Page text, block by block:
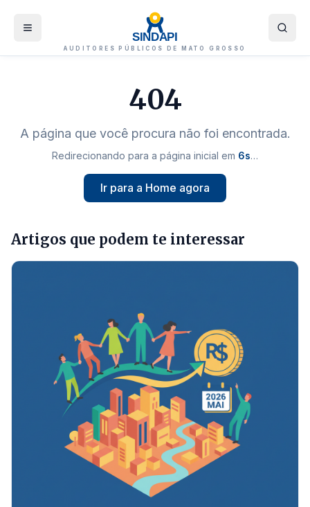
SINDAPI
AUDITORES PÚBLICOS DE MATO GROSSO
404
A página que você procura não foi encontrada.
Redirecionando para a página inicial em 5s…
Ir para a Home agora
Artigos que podem te interessar